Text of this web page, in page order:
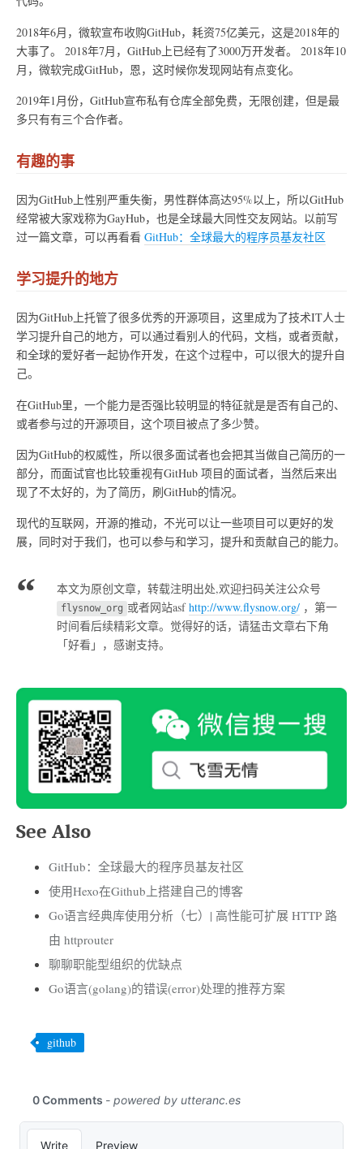
2018年6月，微软宣布收购GitHub，耗资75亿美元，这是2018年的
大事了。 2018年7月，GitHub上已经有了3000万开发者。 2018年10
月，微软完成GitHub，恩，这时候你发现网站有点变化。
2019年1月份，GitHub宣布私有仓库全部免费，无限创建，但是最
多只有有三个合作者。
有趣的事
因为GitHub上性别严重失衡，男性群体高达95%以上，所以GitHub
经常被大家戏称为GayHub，也是全球最大同性交友网站。以前写
过一篇文章，可以再看看 GitHub：全球最大的程序员基友社区
学习提升的地方
因为GitHub上托管了很多优秀的开源项目，这里成为了技术IT人士
学习提升自己的地方，可以通过看别人的代码，文档，或者贡献，
和全球的爱好者一起协作开发，在这个过程中，可以很大的提升自
己。
在GitHub里，一个能力是否强比较明显的特征就是是否有自己的、
或者参与过的开源项目，这个项目被点了多少赞。
因为GitHub的权威性，所以很多面试者也会把其当做自己简历的一
部分，而面试官也比较重视有GitHub 项目的面试者，当然后来出
现了不太好的，为了简历，刷GitHub的情况。
现代的互联网，开源的推动，不光可以让一些项目可以更好的发
展，同时对于我们，也可以参与和学习，提升和贡献自己的能力。
本文为原创文章，转载注明出处,欢迎扫码关注公众号
flysnow_org 或者网站asfhttp://www.flysnow.org/，第一
时间看后续精彩文章。觉得好的话，请猛击文章右下角
「好看」，感谢支持。
See Also
GitHub：全球最大的程序员基友社区
使用Hexo在Github上搭建自己的博客
Go语言经典库使用分析（七）| 高性能可扩展 HTTP 路
由 httprouter
聊聊职能型组织的优缺点
Go语言(golang)的错误(error)处理的推荐方案
github